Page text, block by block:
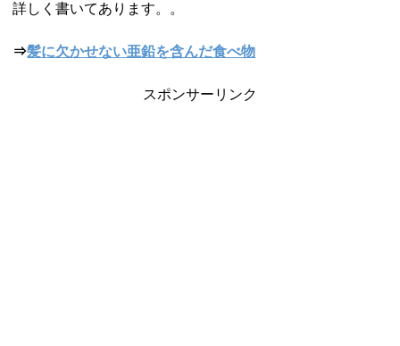
詳しく書いてあります。。
⇒髪に欠かせない亜鉛を含んだ食べ物
スポンサーリンク